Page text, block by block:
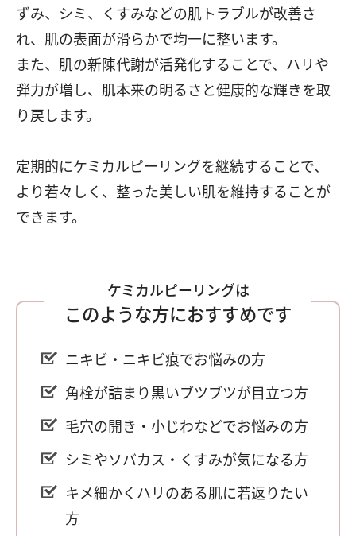
ずみ、シミ、くすみなどの肌トラブルが改善さ
れ、肌の表面が滑らかで均一に整います。
また、肌の新陳代謝が活発化することで、ハリや
弾力が増し、肌本来の明るさと健康的な輝きを取
り戻します。
定期的にケミカルピーリングを継続することで、
より若々しく、整った美しい肌を維持することが
できます。
ケミカルピーリングは
このような方におすすめです
ニキビ・ニキビ痕でお悩みの方
角栓が詰まり黒いブツブツが目立つ方
毛穴の開き・小じわなどでお悩みの方
シミやソバカス・くすみが気になる方
キメ細かくハリのある肌に若返りたい
方